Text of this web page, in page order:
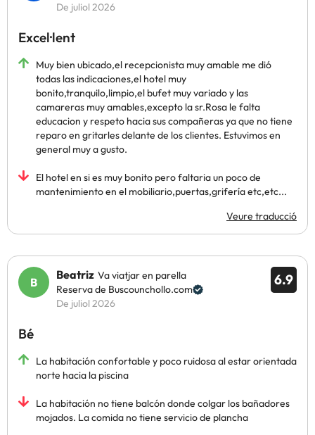
De juliol 2026
Excel·lent
Muy bien ubicado,el recepcionista muy amable me dió
todas las indicaciones,el hotel muy
bonito,tranquilo,limpio,el bufet muy variado y las
camareras muy amables,excepto la sr.Rosa le falta
educacion y respeto hacia sus compañeras ya que no tiene
reparo en gritarles delante de los clientes. Estuvimos en
general muy a gusto.
El hotel en si es muy bonito pero faltaria un poco de
mantenimiento en el mobiliario,puertas,grifería etc,etc...
Veure traducció
6.9
Beatriz Va viatjar en parella
Reserva de Buscounchollo.com
De juliol 2026
Bé
La habitación confortable y poco ruidosa al estar orientada
norte hacia la piscina
La habitación no tiene balcón donde colgar los bañadores
mojados. La comida no tiene servicio de plancha